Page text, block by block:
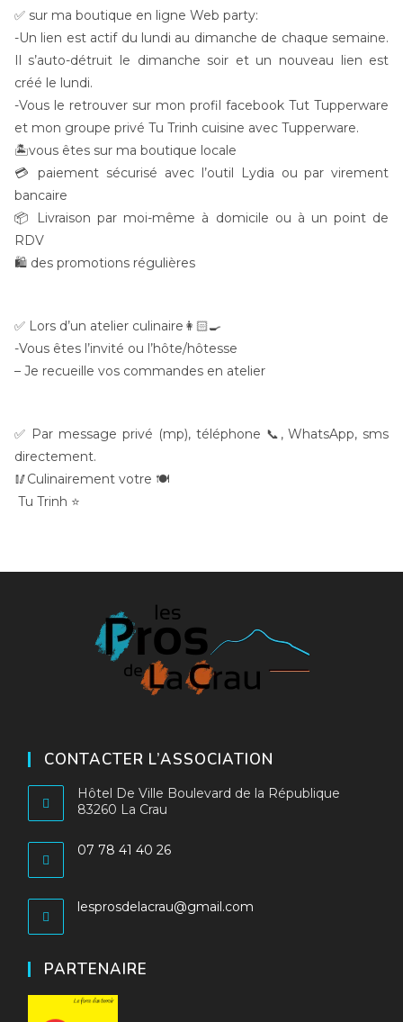
✅ sur ma boutique en ligne Web party:
-Un lien est actif du lundi au dimanche de chaque semaine.
Il s’auto-détruit le dimanche soir et un nouveau lien est
créé le lundi.
-Vous le retrouver sur mon profil facebook Tut Tupperware
et mon groupe privé Tu Trinh cuisine avec Tupperware.
🏝vous êtes sur ma boutique locale
💳 paiement sécurisé avec l’outil Lydia ou par virement
bancaire
📦 Livraison par moi-même à domicile ou à un point de
RDV
🛍 des promotions régulières
✅ Lors d’un atelier culinaire👩🏻‍🍳
-Vous êtes l’invité ou l’hôte/hôtesse
– Je recueille vos commandes en atelier
✅ Par message privé (mp), téléphone 📞, WhatsApp, sms
directement.
🥢Culinairement votre 🍽
Tu Trinh ⭐️
CONTACTER L’ASSOCIATION
Hôtel De Ville Boulevard de la République
83260 La Crau
07 78 41 40 26
votre
lesprosdelacrau@gmail.comS’ouvre
PARTENAIRE